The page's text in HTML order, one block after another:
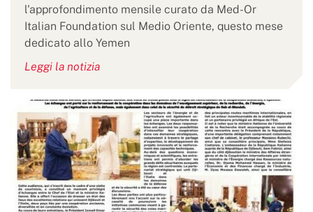
l'approfondimento mensile curato da Med-Or
Italian Foundation sul Medio Oriente, questo mese
dedicato allo Yemen
Leggi la notizia